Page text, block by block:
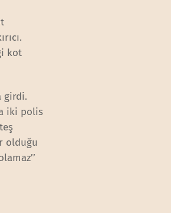
kot
girdi.
iki polis
olduğu